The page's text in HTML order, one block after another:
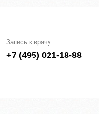
Запись к врачу:
+7 (495) 021-18-88